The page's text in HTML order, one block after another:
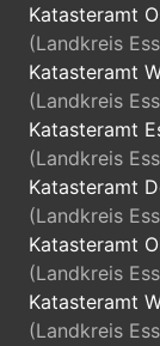
Katasteramt
(Landkreis
Katasteramt
(Landkreis
Katasteramt
(Landkreis
Katasteramt
(Landkreis
Katasteramt
(Landkreis
Katasteramt
(Landkreis